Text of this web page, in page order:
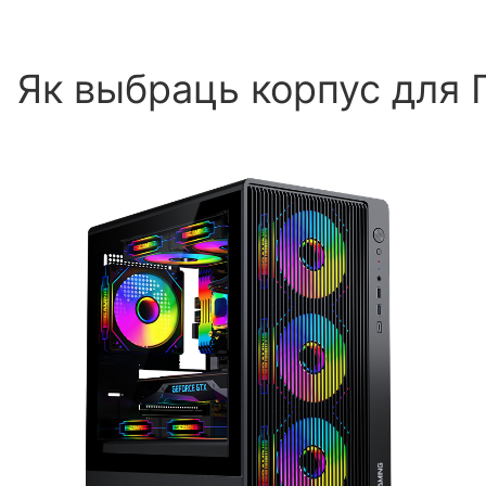
Як выбраць корпус для